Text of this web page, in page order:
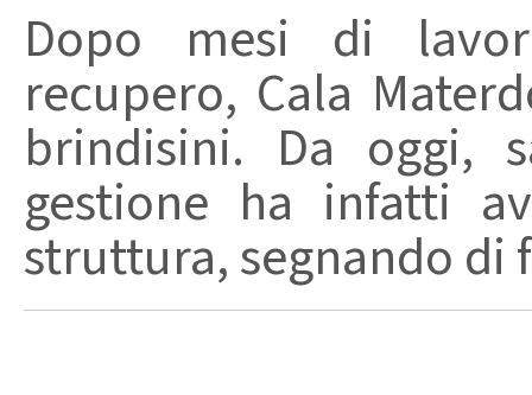
Dopo mesi di
recupero, Cala
brindisini. Da oggi,
gestione ha infatti
struttura, segnando di